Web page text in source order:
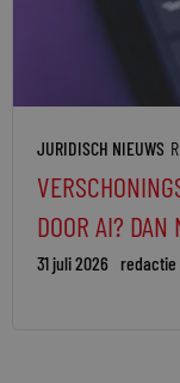
JURIDISCH NIEUWS
DOOR AI?
31 juli 2026 redactie